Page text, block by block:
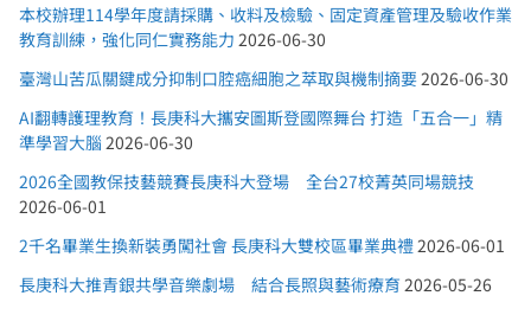
本校辦理114學年度請採購、收料及檢驗、固定資產管理及驗收作業
教育訓練，強化同仁實務能力 2026-06-30
臺灣山苦瓜關鍵成分抑制口腔癌細胞之萃取與機制摘要 2026-06-30
AI翻轉護理教育！長庚科大攜安圖斯登國際舞台 打造「五合一」精
準學習大腦 2026-06-30
2026全國教保技藝競賽長庚科大登場 全台27校菁英同場競技
2026-06-01
2千名畢業生換新裝勇闖社會 長庚科大雙校區畢業典禮 2026-06-01
長庚科大推青銀共學音樂劇場 結合長照與藝術療育 2026-05-26